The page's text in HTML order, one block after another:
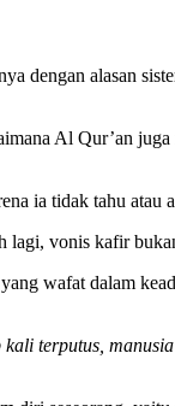
dengan alasan
Al Qur’an
ia tidak tahu atau
lagi, vonis kafir
wafat dalam
kali terputus,